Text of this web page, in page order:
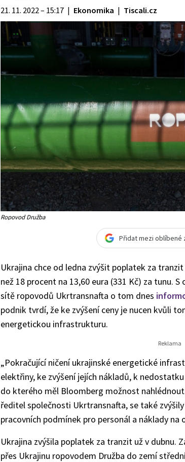
21. 11. 2022 – 15:17 | Ekonomika | Tiscali.cz
Ropovod Družba
Přidat mezi oblíbené
Ukrajina chce od ledna zvýšit poplatek za
než 18 procent na 13,60 eura (331 Kč) za tunu.
sítě ropovodů Ukrtransnafta o tom dnes
podnik tvrdí, že ke zvýšení ceny je nucen kvůli
energetickou infrastrukturu.
„Pokračující ničení ukrajinské energetické
elektřiny, ke zvýšení jejích nákladů, k
do kterého měl Bloomberg možnost
ředitel společnosti Ukrtransnafta, se také
pracovních podmínek pro personál a náklady na
Ukrajina zvýšila poplatek za tranzit už v dubnu.
přes Ukrajinu ropovodem Družba do zemí